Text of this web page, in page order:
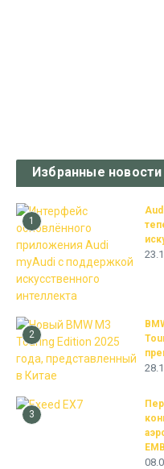
Избранные новости
1
2
3
EMB